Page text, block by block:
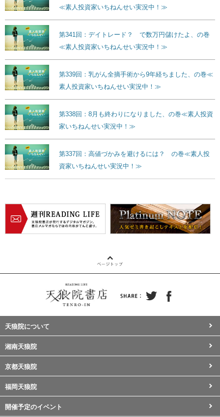
≪素人投資家いちねんせい実況中！≫
第341回：デイトレード？ で数万円儲けたよ、の巻
≪素人投資家いちねんせい実況中！≫
第339回：乳がん全摘手術から9年経ちました、の巻≪
素人投資家いちねんせい実況中！≫
第338回：8月も終わりになりました、の巻≪素人投資
家いちねんせい実況中！≫
第337回：高値づかみを避けるには？ の巻≪素人投
資家いちねんせい実況中！≫
天狼院について
湘南天狼院
京都天狼院
福岡天狼院
開催予定のイベント